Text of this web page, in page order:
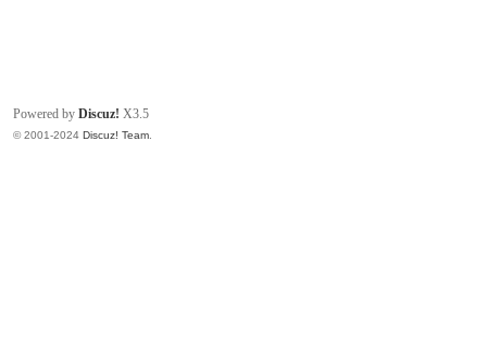
Powered by Discuz! X3.5
© 2001-2024 Discuz! Team